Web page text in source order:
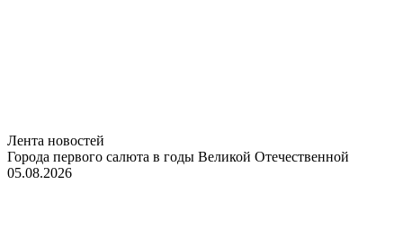
Лента новостей
Города первого салюта в годы Великой Отечественной
05.08.2026